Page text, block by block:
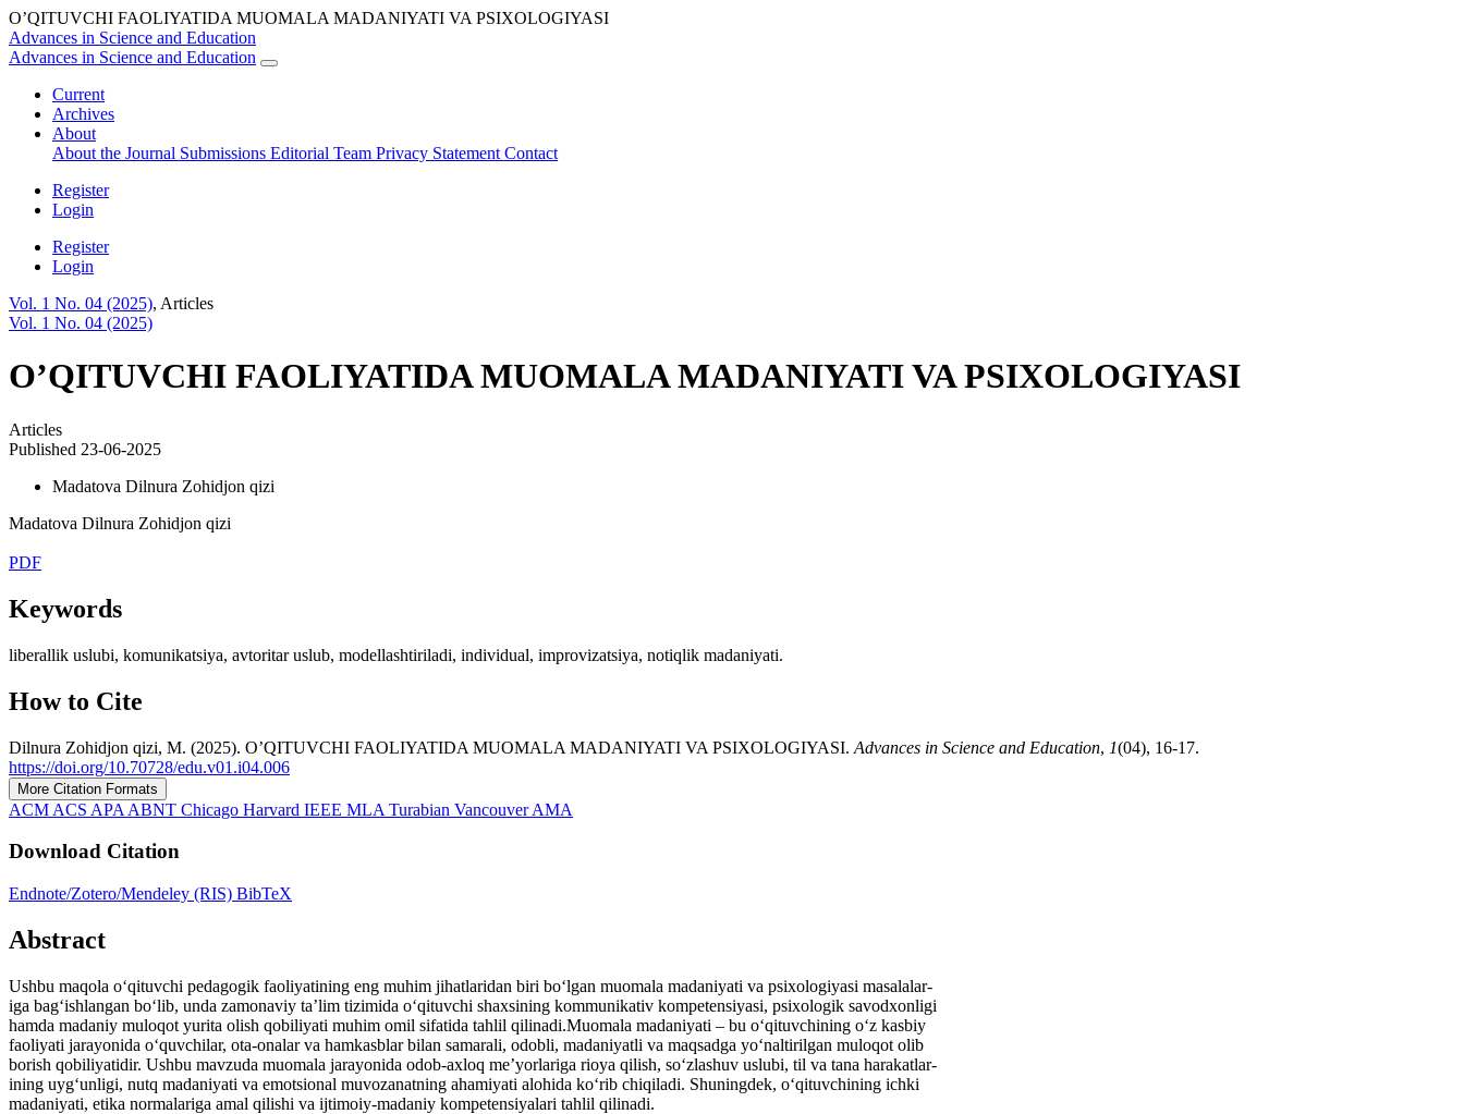
O’QITUVCHI FAOLIYATIDA MUOMALA MADANIYATI VA PSIXOLOGIYASI
Advances in Science and Education
Advances in Science and Education
Current
Archives
About
About the Journal Submissions Editorial Team Privacy Statement Contact
Register
Login
Register
Login
Vol. 1 No. 04 (2025), Articles
Vol. 1 No. 04 (2025)
O’QITUVCHI FAOLIYATIDA MUOMALA MADANIYATI VA PSIXOLOGIYASI
Articles
Published 23-06-2025
Madatova Dilnura Zohidjon qizi
Madatova Dilnura Zohidjon qizi
PDF
Keywords
liberallik uslubi, komunikatsiya, avtoritar uslub, modellashtiriladi, individual, improvizatsiya, notiqlik madaniyati.
How to Cite
Dilnura Zohidjon qizi, M. (2025). O’QITUVCHI FAOLIYATIDA MUOMALA MADANIYATI VA PSIXOLOGIYASI. Advances in Science and Education, 1(04), 16-17.
https://doi.org/10.70728/edu.v01.i04.006
More Citation Formats
ACM ACS APA ABNT Chicago Harvard IEEE MLA Turabian VancouverAMA
Download Citation
Endnote/Zotero/Mendeley (RIS) BibTeX
Abstract
Ushbu maqola o‘qituvchi pedagogik faoliyatining eng muhim jihatlaridan biri bo‘lgan muomala madaniyati va psixologiyasi masalalar-
iga bag‘ishlangan bo‘lib, unda zamonaviy ta’lim tizimida o‘qituvchi shaxsining kommunikativ kompetensiyasi, psixologik savodxonligi
hamda madaniy muloqot yurita olish qobiliyati muhim omil sifatida tahlil qilinadi.Muomala madaniyati – bu o‘qituvchining o‘z kasbiy
faoliyati jarayonida o‘quvchilar, ota-onalar va hamkasblar bilan samarali, odobli, madaniyatli va maqsadga yo‘naltirilgan muloqot olib
borish qobiliyatidir. Ushbu mavzuda muomala jarayonida odob-axloq me’yorlariga rioya qilish, so‘zlashuv uslubi, til va tana harakatlar-
ining uyg‘unligi, nutq madaniyati va emotsional muvozanatning ahamiyati alohida ko‘rib chiqiladi. Shuningdek, o‘qituvchining ichki
madaniyati, etika normalariga amal qilishi va ijtimoiy-madaniy kompetensiyalari tahlil qilinadi.